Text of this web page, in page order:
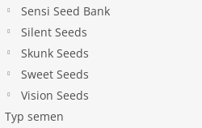
Sensi Seed Bank
Silent Seeds
Skunk Seeds
Sweet Seeds
Vision Seeds
Typ semen